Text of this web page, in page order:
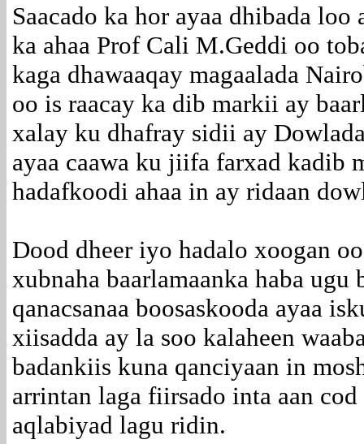
Saacado ka hor ayaa dhibada
ka ahaa Prof Cali M.Geddi oo
kaga dhawaaqay magaalada
oo is raacay ka dib markii ay
xalay ku dhafray sidii ay
ayaa caawa ku jiifa farxad kadib
hadafkoodi ahaa in ay ridaan
Dood dheer iyo hadalo xoogan
xubnaha baarlamaanka haba ugu
qanacsanaa boosaskooda ayaa
xiisadda ay la soo kalaheen
badankiis kuna qanciyaan in
arrintan laga fiirsado inta aan
aqlabiyad lagu ridin.